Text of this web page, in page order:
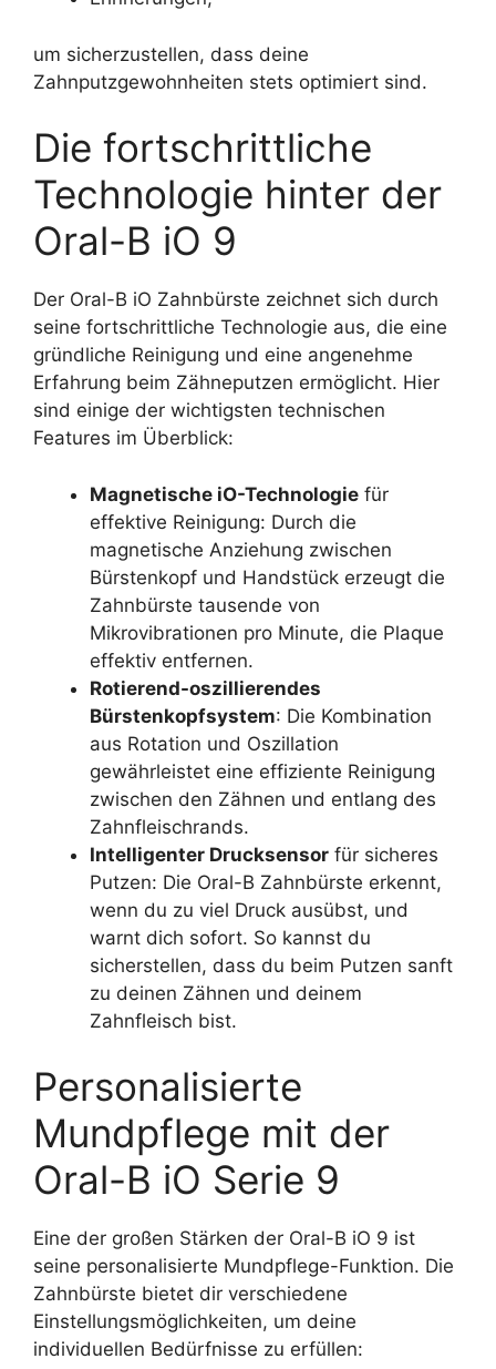
um sicherzustellen, dass deine
Zahnputzgewohnheiten stets optimiert sind.
Die fortschrittliche
Technologie hinter der
Oral-B iO 9
Der Oral-B iO Zahnbürste zeichnet sich durch
seine fortschrittliche Technologie aus, die eine
gründliche Reinigung und eine angenehme
Erfahrung beim Zähneputzen ermöglicht. Hier
sind einige der wichtigsten technischen
Features im Überblick:
Magnetische iO-Technologie für
effektive Reinigung: Durch die
magnetische Anziehung zwischen
Bürstenkopf und Handstück erzeugt die
Zahnbürste tausende von
Mikrovibrationen pro Minute, die Plaque
effektiv entfernen.
Rotierend-oszillierendes
Bürstenkopfsystem: Die Kombination
aus Rotation und Oszillation
gewährleistet eine effiziente Reinigung
zwischen den Zähnen und entlang des
Zahnfleischrands.
Intelligenter Drucksensor für sicheres
Putzen: Die Oral-B Zahnbürste erkennt,
wenn du zu viel Druck ausübst, und
warnt dich sofort. So kannst du
sicherstellen, dass du beim Putzen sanft
zu deinen Zähnen und deinem
Zahnfleisch bist.
Personalisierte
Mundpflege mit der
Oral-B iO Serie 9
Eine der großen Stärken der Oral-B iO 9 ist
seine personalisierte Mundpflege-Funktion. Die
Zahnbürste bietet dir verschiedene
Einstellungsmöglichkeiten, um deine
individuellen Bedürfnisse zu erfüllen: